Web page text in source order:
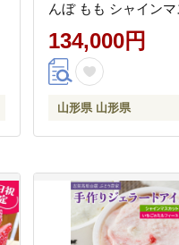
んぼ もも シャインマ
ット ラ・フランス り
F2Y-4430
134,000円
山形県 山形県